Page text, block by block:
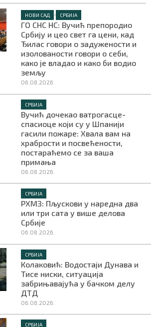
НОВИ САД • СРБИЈА
ГО СНС НС: Вучић препородио
Србију и цео свет га цени, кад
Ђилас говори о задужености и
изолованости говори о себи,
како је владао и како би водио
земљу
06.08.2026.
СРБИЈА
Вучић дочекао ватрогасце-
спасиоце који су у Шпанији
гасили пожаре: Хвала вам на
храбрости и посвећености,
постараћемо се за ваша
примања
06.08.2026.
СРБИЈА
РХМЗ: Пљускови у наредна два
или три сата у више делова
Србије
06.08.2026.
СРБИЈА
Колаковић: Водостаји Дунава и
Тисе ниски, ситуација
забрињавајућа у бачком делу
ДТД
06.08.2026.
СРБИЈА